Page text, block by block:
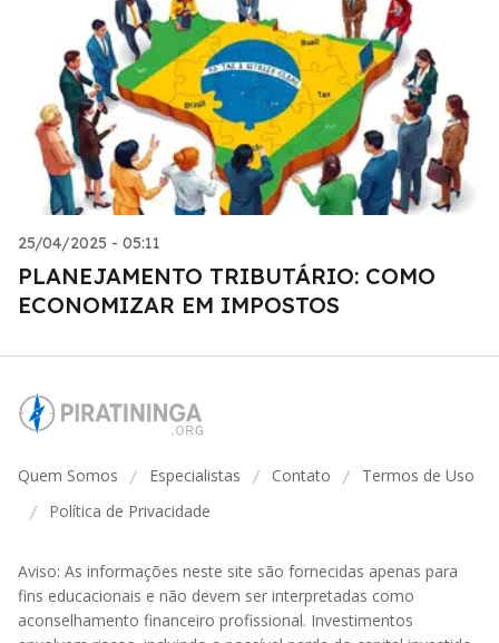
25/04/2025 - 05:11
PLANEJAMENTO TRIBUTÁRIO: COMO
ECONOMIZAR EM IMPOSTOS
Quem Somos / Especialistas / Contato / Termos de Uso
/ Política de Privacidade
Aviso: As informações neste site são fornecidas apenas para
fins educacionais e não devem ser interpretadas como
aconselhamento financeiro profissional. Investimentos